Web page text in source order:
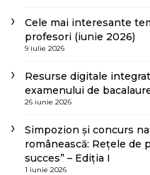
Cele mai interesante
profesori (iunie 2026)
9 iulie 2026
Resurse digitale
examenului de
26 iunie 2026
Simpozion și concurs
românească: Rețele de
succes” – Ediția I
1 iunie 2026